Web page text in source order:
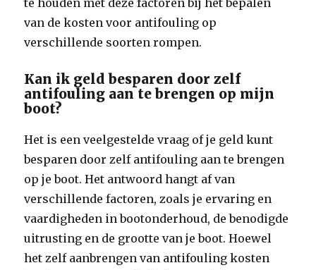
te houden met deze factoren bij het bepalen
van de kosten voor antifouling op
verschillende soorten rompen.
Kan ik geld besparen door zelf
antifouling aan te brengen op mijn
boot?
Het is een veelgestelde vraag of je geld kunt
besparen door zelf antifouling aan te brengen
op je boot. Het antwoord hangt af van
verschillende factoren, zoals je ervaring en
vaardigheden in bootonderhoud, de benodigde
uitrusting en de grootte van je boot. Hoewel
het zelf aanbrengen van antifouling kosten